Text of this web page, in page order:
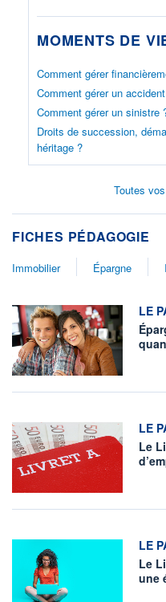
MOMENTS DE
Comment gérer
Comment gérer un
Comment gérer un sinistre
Droits de succession,
héritage ?
Toutes
FICHES PÉDAGOGIE
Immobilier Épargne
LE
LE
Le
LE
Le
une